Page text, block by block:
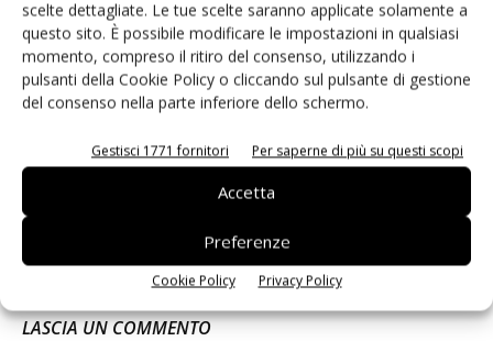
scelte dettagliate. Le tue scelte saranno applicate solamente a
questo sito. È possibile modificare le impostazioni in qualsiasi
momento, compreso il ritiro del consenso, utilizzando i
pulsanti della Cookie Policy o cliccando sul pulsante di gestione
del consenso nella parte inferiore dello schermo.
Gestisci 1771 fornitori Per saperne di più su questi scopi
Accetta
Preferenze
Cookie Policy Privacy Policy
Despar Express (Ergon) tra sfuso
premium e ready-to-eat #Repartofresh
Leonardo Odorizzi: “Dobbiamo creare
stupore nel punto di vendita”
#vocidellortofrutta
LASCIA UN COMMENTO